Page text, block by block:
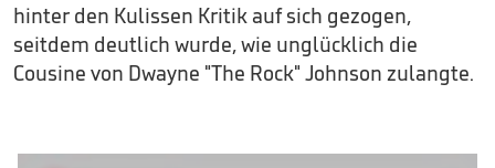
hinter den Kulissen Kritik auf sich gezogen,
seitdem deutlich wurde, wie unglücklich die
Cousine von Dwayne "The Rock" Johnson zulangte.